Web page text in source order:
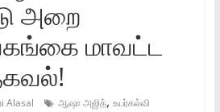
அறை
மாவட்ட
Alasal ஆஷா அஜித், உயர்கல்வி